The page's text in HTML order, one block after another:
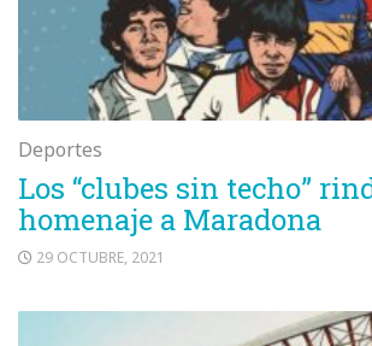
Deportes
Los “clubes sin techo”
homenaje a Maradona
29 OCTUBRE, 2021